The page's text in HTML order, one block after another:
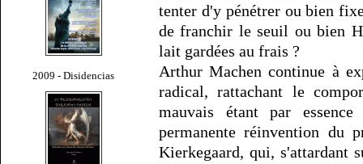
2009 - Disidencias
tenter d'y pénétrer ou bien
de franchir le seuil ou bien
lait gardées au frais ?
Arthur Machen continue à
radical, rattachant le
mauvais étant par essence
permanente réinvention du
Kierkegaard, qui, s'attardant